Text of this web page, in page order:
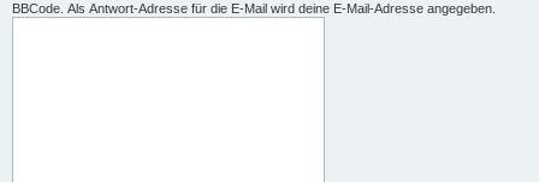
BBCode. Als Antwort-Adresse für die E-Mail wird deine E-Mail-Adresse angegeben.